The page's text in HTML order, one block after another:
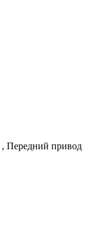
Передний привод